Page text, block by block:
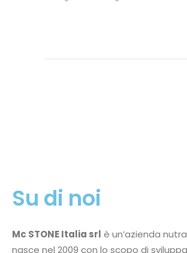
Su di noi
Mc STONE Italia srl è un’azienda
nasce nel 2009 con lo scopo di